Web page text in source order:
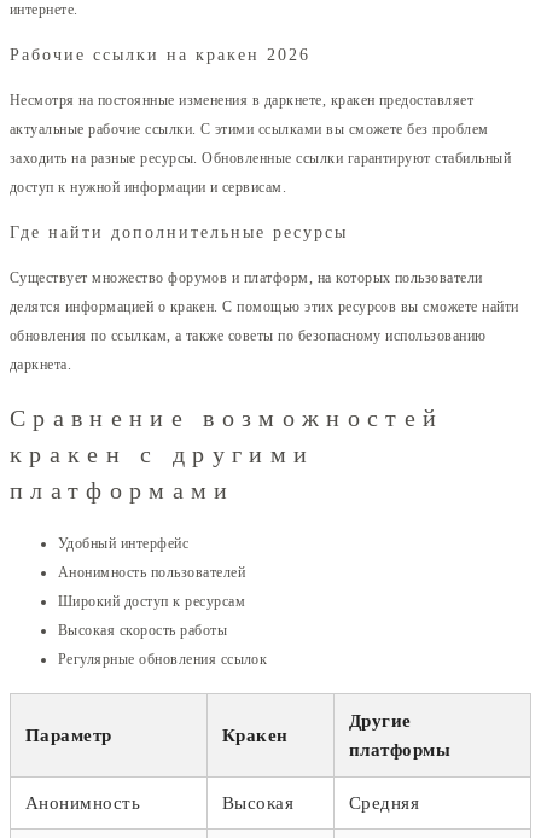
интернете.
Рабочие ссылки на кракен 2026
Несмотря на постоянные изменения в даркнете, кракен предоставляет
актуальные рабочие ссылки. С этими ссылками вы сможете без проблем
заходить на разные ресурсы. Обновленные ссылки гарантируют стабильный
доступ к нужной информации и сервисам.
Где найти дополнительные ресурсы
Существует множество форумов и платформ, на которых пользователи
делятся информацией о кракен. С помощью этих ресурсов вы сможете найти
обновления по ссылкам, а также советы по безопасному использованию
даркнета.
Сравнение возможностей
кракен с другими
платформами
Удобный интерфейс
Анонимность пользователей
Широкий доступ к ресурсам
Высокая скорость работы
Регулярные обновления ссылок
Параметр Кракен
Другие
платформы
Анонимность Высокая Средняя